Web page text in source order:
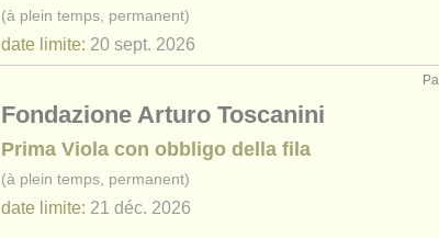
(à plein temps, permanent)
date limite: 20 sept. 2026
Fondazione Arturo Toscanini
Prima Viola con obbligo della fila
(à plein temps, permanent)
date limite: 21 déc. 2026